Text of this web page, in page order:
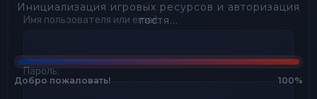
Имя пользователя или email
Пароль
Инициализация игровых ресурсов и авторизация
гостя...
Добро пожаловать! 100%